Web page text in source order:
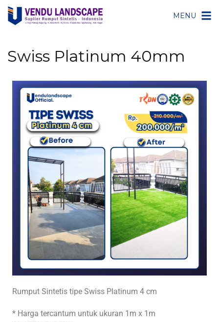
MENU
Swiss Platinum 40mm
Rumput Sintetis tipe Swiss Platinum 4 cm
* Harga tercantum untuk ukuran 1m x 1m